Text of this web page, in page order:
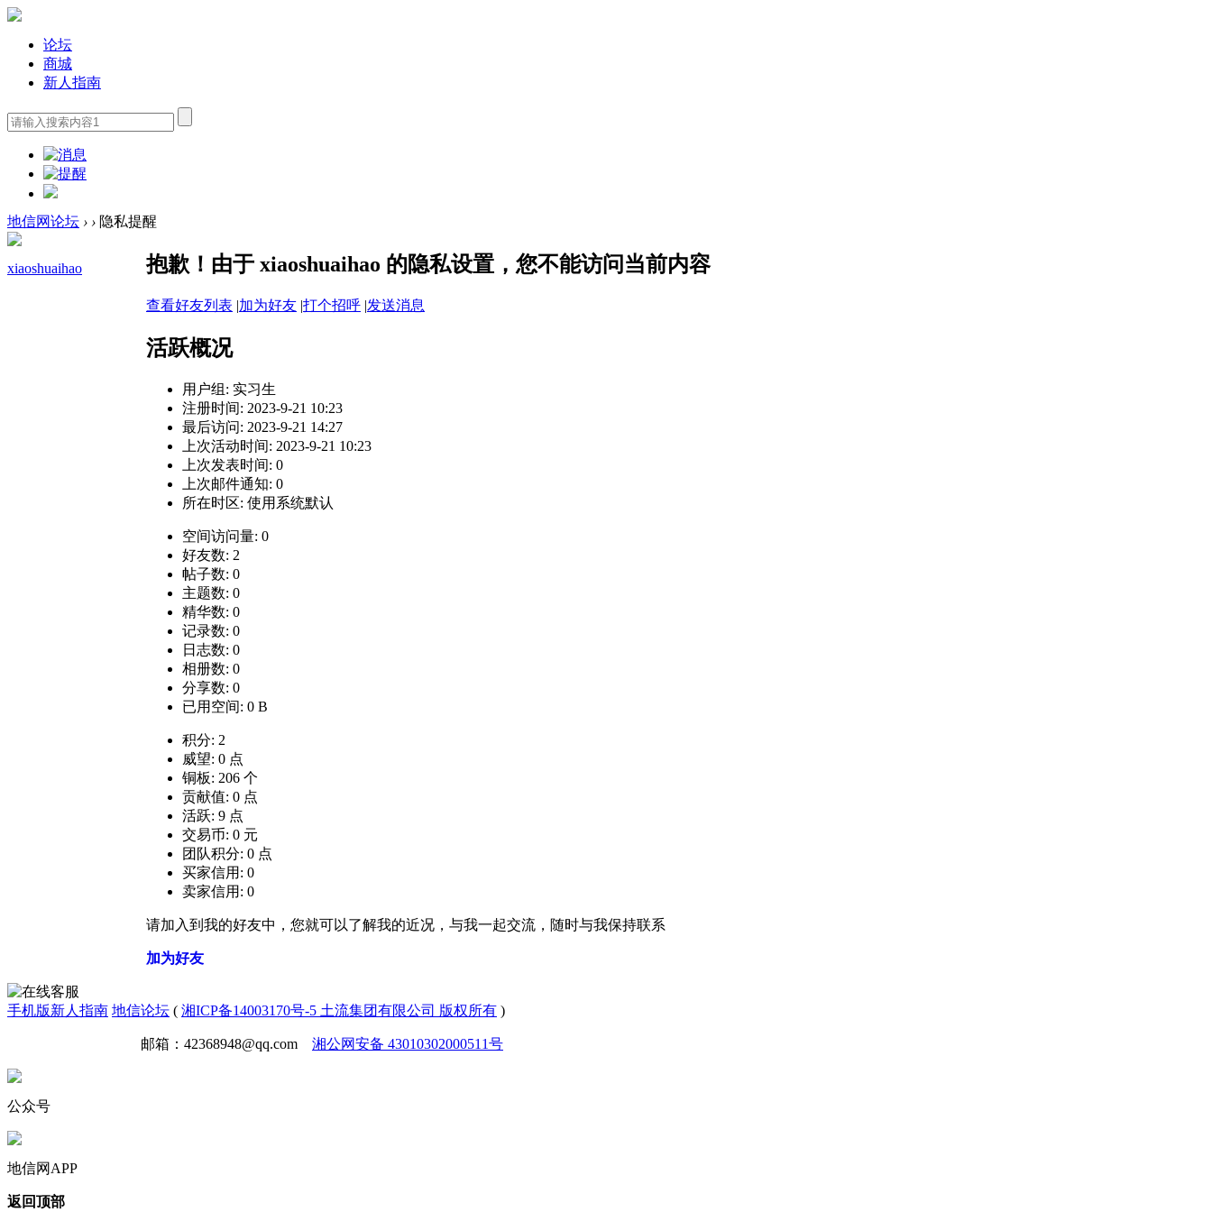
论坛
商城
新人指南
地信网论坛 › › 隐私提醒
xiaoshuaihao 抱歉！由于 xiaoshuaihao 的隐私设置，您不能访问当前内容
查看好友列表 |加为好友 |打个招呼 |发送消息
活跃概况
用户组: 实习生
注册时间: 2023-9-21 10:23
最后访问: 2023-9-21 14:27
上次活动时间: 2023-9-21 10:23
上次发表时间: 0
上次邮件通知: 0
所在时区: 使用系统默认
空间访问量: 0
好友数: 2
帖子数: 0
主题数: 0
精华数: 0
记录数: 0
日志数: 0
相册数: 0
分享数: 0
已用空间: 0 B
积分: 2
威望: 0 点
铜板: 206 个
贡献值: 0 点
活跃: 9 点
交易币: 0 元
团队积分: 0 点
买家信用: 0
卖家信用: 0
请加入到我的好友中，您就可以了解我的近况，与我一起交流，随时与我保持联系
加为好友
手机版新人指南 地信论坛 ( 湘ICP备14003170号-5 土流集团有限公司 版权所有 )
邮箱：42368948@qq.com 湘公网安备 43010302000511号
公众号
地信网APP
返回顶部